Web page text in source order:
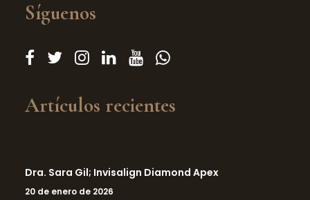
Síguenos
Artículos recientes
Dra. Sara Gil; Invisalign Diamond Apex
20 de enero de 2026